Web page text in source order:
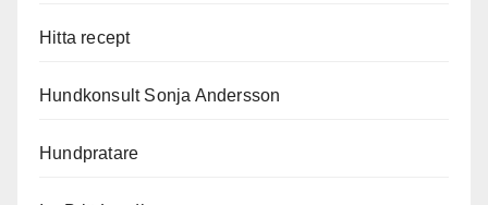
Hitta recept
Hundkonsult Sonja Andersson
Hundpratare